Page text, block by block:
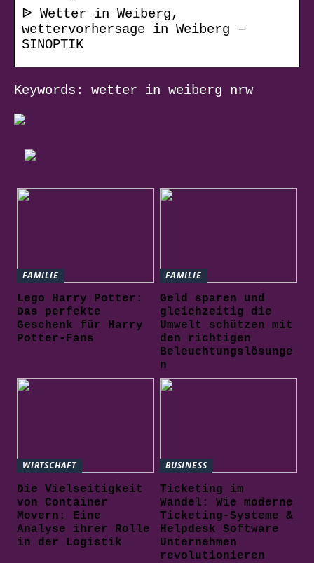
ᐉ Wetter in Weiberg,
wettervorhersage in Weiberg –
SINOPTIK
Keywords: wetter in weiberg nrw
FAMILIE
Lego Harry Potter:
Das perfekte
Geschenk für Harry
Potter-Fans
FAMILIE
Geld sparen und
gleichzeitig die
Umwelt schützen mit
den richtigen
Beleuchtungslösunge
n
WIRTSCHAFT
Die Vielseitigkeit
von Container
Movern: Eine
Analyse ihrer Rolle
in der Logistik
BUSINESS
Ticketing im
Wandel: Wie moderne
Ticketing-Systeme &
Helpdesk Software
Unternehmen
revolutionieren